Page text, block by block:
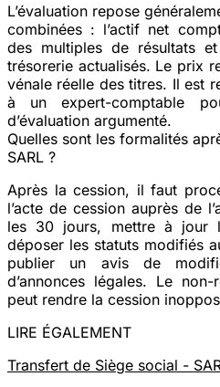
L’évaluation repose
combinées : l’actif net
des multiples de résultats
trésorerie actualisés. Le prix
vénale réelle des titres. Il est
à un expert-comptable
d’évaluation argumenté.
Quelles sont les formalités
SARL ?
Après la cession, il faut
l’acte de cession auprès de
les 30 jours, mettre à jour
déposer les statuts modifiés
publier un avis de
d’annonces légales. Le
peut rendre la cession
LIRE ÉGALEMENT
Transfert de Siège social -